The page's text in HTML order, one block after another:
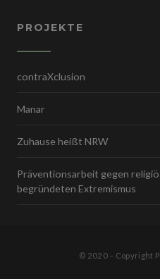
PROJEKTE
contraXclusion
Manar
Zuhause heißt NRW
Präventionsarbeit gegen
begründeten Extremismus
© 2020 – Copyright